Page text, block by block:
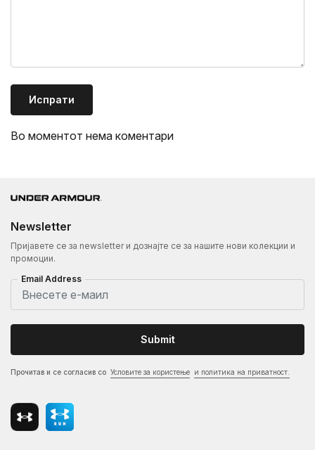
Испрати
Во моментот нема коментари
Newsletter
Пријавете се за newsletter и дознајте се за нашите нови колекции и
промоции.
Email Address
Submit
Прочитав и се согласив со Условите за користење и политика на приватност.